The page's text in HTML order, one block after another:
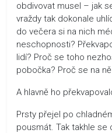
obdivovat musel – jak
vraždy tak dokonale
do večera si na nich
neschopnosti?
lidí? Proč se toho
pobočka? Proč se na
A hlavně ho
Prsty přejel po
pousmát. Tak takhle